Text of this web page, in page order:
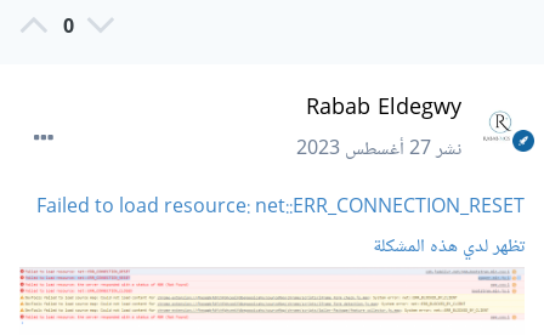
0
Rabab Eldegwy
نشر27 أغسطس 2023
Failed to load resource: net::ERR_CONNECTION_RESET
تظهر لدي هذه المشكلة